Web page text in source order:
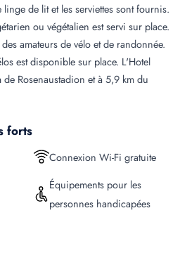
de lit et les serviettes sont fournis.
ou végétalien est servi sur place.
amateurs de vélo et de randonnée.
est disponible sur place. L'Hotel
Rosenaustadion et à 5,9 km du
forts
Connexion Wi-Fi gratuite
Équipements pour les
personnes handicapées